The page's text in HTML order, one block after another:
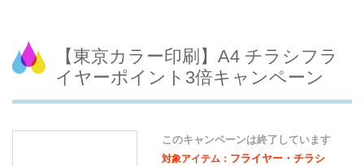
【東京カラー印刷】A4 チラシフラ
イヤーポイント3倍キャンペーン
このキャンペーンは終了しています
対象アイテム： フライヤー・チラシ